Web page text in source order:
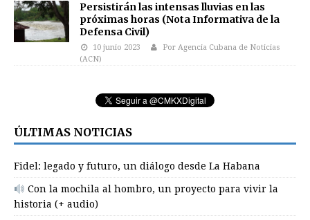
Persistirán las intensas lluvias en las
próximas horas (Nota Informativa de la
Defensa Civil)
10 junio 2023
Por Agencia Cubana de Noticias
(ACN)
ÚLTIMAS NOTICIAS
Fidel: legado y futuro, un diálogo desde La Habana
Con la mochila al hombro, un proyecto para vivir la
historia (+ audio)